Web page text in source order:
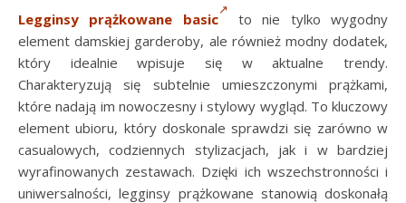
Legginsy prążkowane basic
to nie tylko wygodny
element damskiej garderoby, ale również modny dodatek,
który idealnie wpisuje się w aktualne trendy.
Charakteryzują się subtelnie umieszczonymi prążkami,
które nadają im nowoczesny i stylowy wygląd. To kluczowy
element ubioru, który doskonale sprawdzi się zarówno w
casualowych, codziennych stylizacjach, jak i w bardziej
wyrafinowanych zestawach. Dzięki ich wszechstronności i
uniwersalności, legginsy prążkowane stanowią doskonałą